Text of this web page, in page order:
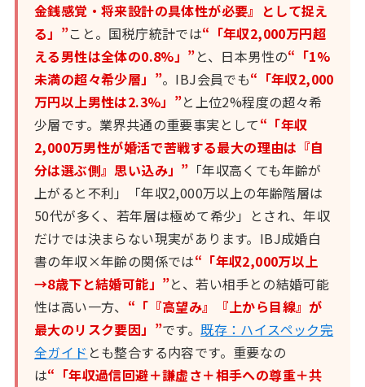
金銭感覚・将来設計の具体性が必要』として捉え
る」”こと。国税庁統計では“「年収2,000万円超
える男性は全体の0.8%」”と、日本男性の“「1%
未満の超々希少層」”。IBJ会員でも“「年収2,000
万円以上男性は2.3%」”と上位2%程度の超々希
少層です。業界共通の重要事実として“「年収
2,000万男性が婚活で苦戦する最大の理由は『自
分は選ぶ側』思い込み」” 「年収高くても年齢が
上がると不利」「年収2,000万以上の年齢階層は
50代が多く、若年層は極めて希少」とされ、年収
だけでは決まらない現実があります。IBJ成婚白
書の年収×年齢の関係では“「年収2,000万以上
→8歳下と結婚可能」”と、若い相手との結婚可能
性は高い一方、 “「『高望み』『上から目線』が
最大のリスク要因」”です。既存：ハイスペック完
全ガイド とも整合する内容です。重要なの
は“「年収過信回避＋謙虚さ＋相手への尊重＋共